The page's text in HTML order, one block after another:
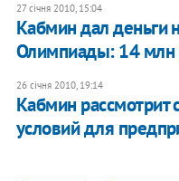
27 січня 2010, 15:04
Кабмин дал деньги
Олимпиады: 14 млн
26 січня 2010, 19:14
Кабмин рассмотрит
условий для